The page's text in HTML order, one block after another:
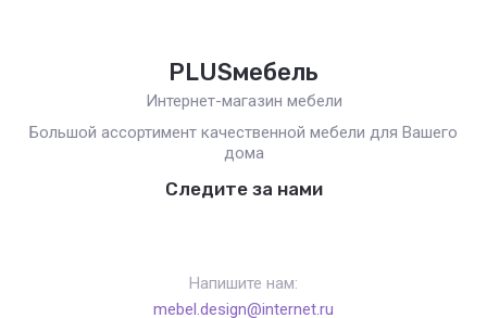
PLUSмебель
Интернет-магазин мебели
Большой ассортимент качественной мебели для Вашего
дома
Следите за нами
Напишите нам:
mebel.design@internet.ru